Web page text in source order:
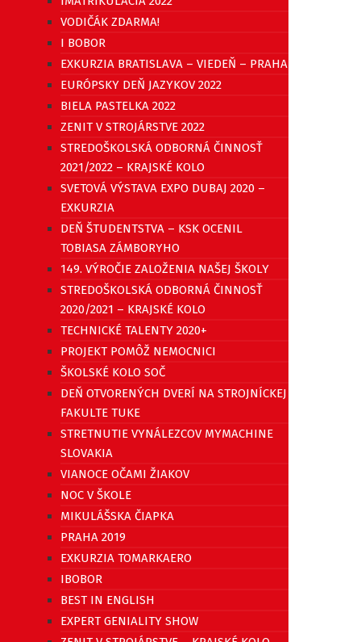
VODIČÁK ZDARMA!
I BOBOR
EXKURZIA BRATISLAVA – VIEDEŇ – PRAHA
EURÓPSKY DEŇ JAZYKOV 2022
BIELA PASTELKA 2022
ZENIT V STROJÁRSTVE 2022
STREDOŠKOLSKÁ ODBORNÁ ČINNOSŤ
2021/2022 – KRAJSKÉ KOLO
SVETOVÁ VÝSTAVA EXPO DUBAJ 2020 –
EXKURZIA
DEŇ ŠTUDENTSTVA – KSK OCENIL
TOBIASA ZÁMBORYHO
149. VÝROČIE ZALOŽENIA NAŠEJ ŠKOLY
STREDOŠKOLSKÁ ODBORNÁ ČINNOSŤ
2020/2021 – KRAJSKÉ KOLO
TECHNICKÉ TALENTY 2020+
PROJEKT POMÔŽ NEMOCNICI
ŠKOLSKÉ KOLO SOČ
DEŇ OTVORENÝCH DVERÍ NA STROJNÍCKEJ
FAKULTE TUKE
STRETNUTIE VYNÁLEZCOV MYMACHINE
SLOVAKIA
VIANOCE OČAMI ŽIAKOV
NOC V ŠKOLE
MIKULÁŠSKA ČIAPKA
PRAHA 2019
EXKURZIA TOMARKAERO
IBOBOR
BEST IN ENGLISH
EXPERT GENIALITY SHOW